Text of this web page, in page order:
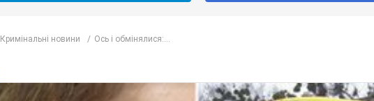
Кримінальні новини Ось і обмінялися:...